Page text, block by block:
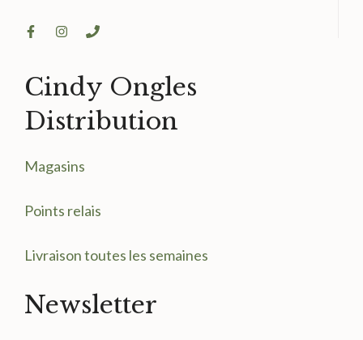
Cindy Ongles
Distribution
Magasins
Points relais
Livraison toutes les semaines
Newsletter